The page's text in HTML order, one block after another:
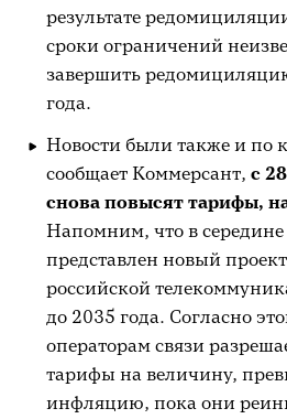
результате
сроки ограничений
завершить
года.
Новости были также и
сообщает Коммерсант, с
снова повысят тарифы, на
Напомним, что в середине
представлен новый
российской
до 2035 года. Согласно
операторам связи
тарифы на величину,
инфляцию, пока они